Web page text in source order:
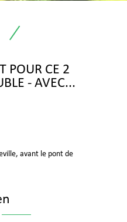
POUR CE 2
- AVEC...
avant le pont de